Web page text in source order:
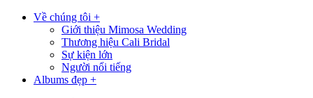
Về chúng tôi +
Giới thiệu Mimosa Wedding
Thương hiệu Cali Bridal
Sự kiện lớn
Người nổi tiếng
Albums đẹp +